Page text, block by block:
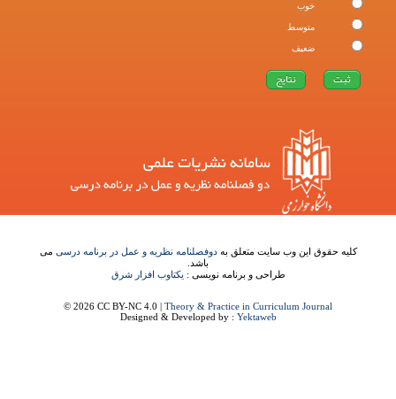
خوب
متوسط
ضعیف
کلیه حقوق این وب سایت متعلق به دوفصلنامه نظریه و عمل در برنامه درسیمی
باشد.
طراحی و برنامه نویسی : یکتاوب افزار شرق
© 2026 CC BY-NC 4.0 |Theory & Practice in Curriculum Journal
Designed & Developed by :Yektaweb